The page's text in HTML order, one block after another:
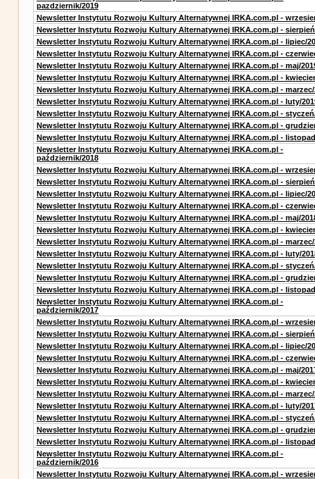
pazdziernik/2019
Newsletter Instytutu Rozwoju Kultury Alternatywnej IRKA.com.pl -
Newsletter Instytutu Rozwoju Kultury Alternatywnej IRKA.com.pl -
Newsletter Instytutu Rozwoju Kultury Alternatywnej IRKA.com.pl - lipiec/
Newsletter Instytutu Rozwoju Kultury Alternatywnej IRKA.com.pl -
Newsletter Instytutu Rozwoju Kultury Alternatywnej IRKA.com.pl - maj/
Newsletter Instytutu Rozwoju Kultury Alternatywnej IRKA.com.pl -
Newsletter Instytutu Rozwoju Kultury Alternatywnej IRKA.com.pl - marzec/
Newsletter Instytutu Rozwoju Kultury Alternatywnej IRKA.com.pl - luty/
Newsletter Instytutu Rozwoju Kultury Alternatywnej IRKA.com.pl -
Newsletter Instytutu Rozwoju Kultury Alternatywnej IRKA.com.pl -
Newsletter Instytutu Rozwoju Kultury Alternatywnej IRKA.com.pl -
Newsletter Instytutu Rozwoju Kultury Alternatywnej IRKA.com.pl -
październik/2018
Newsletter Instytutu Rozwoju Kultury Alternatywnej IRKA.com.pl -
Newsletter Instytutu Rozwoju Kultury Alternatywnej IRKA.com.pl -
Newsletter Instytutu Rozwoju Kultury Alternatywnej IRKA.com.pl - lipiec/
Newsletter Instytutu Rozwoju Kultury Alternatywnej IRKA.com.pl -
Newsletter Instytutu Rozwoju Kultury Alternatywnej IRKA.com.pl - maj/
Newsletter Instytutu Rozwoju Kultury Alternatywnej IRKA.com.pl -
Newsletter Instytutu Rozwoju Kultury Alternatywnej IRKA.com.pl - marzec/
Newsletter Instytutu Rozwoju Kultury Alternatywnej IRKA.com.pl - luty/
Newsletter Instytutu Rozwoju Kultury Alternatywnej IRKA.com.pl -
Newsletter Instytutu Rozwoju Kultury Alternatywnej IRKA.com.pl -
Newsletter Instytutu Rozwoju Kultury Alternatywnej IRKA.com.pl -
Newsletter Instytutu Rozwoju Kultury Alternatywnej IRKA.com.pl -
październik/2017
Newsletter Instytutu Rozwoju Kultury Alternatywnej IRKA.com.pl -
Newsletter Instytutu Rozwoju Kultury Alternatywnej IRKA.com.pl -
Newsletter Instytutu Rozwoju Kultury Alternatywnej IRKA.com.pl - lipiec/
Newsletter Instytutu Rozwoju Kultury Alternatywnej IRKA.com.pl -
Newsletter Instytutu Rozwoju Kultury Alternatywnej IRKA.com.pl - maj/
Newsletter Instytutu Rozwoju Kultury Alternatywnej IRKA.com.pl -
Newsletter Instytutu Rozwoju Kultury Alternatywnej IRKA.com.pl - marzec/
Newsletter Instytutu Rozwoju Kultury Alternatywnej IRKA.com.pl - luty/
Newsletter Instytutu Rozwoju Kultury Alternatywnej IRKA.com.pl -
Newsletter Instytutu Rozwoju Kultury Alternatywnej IRKA.com.pl -
Newsletter Instytutu Rozwoju Kultury Alternatywnej IRKA.com.pl -
Newsletter Instytutu Rozwoju Kultury Alternatywnej IRKA.com.pl -
październik/2016
Newsletter Instytutu Rozwoju Kultury Alternatywnej IRKA.com.pl -